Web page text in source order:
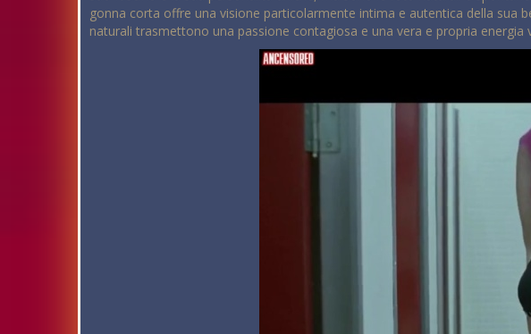
gonna corta offre una visione particolarmente intima e autentica della sua
naturali trasmettono una passione contagiosa e una vera e propria